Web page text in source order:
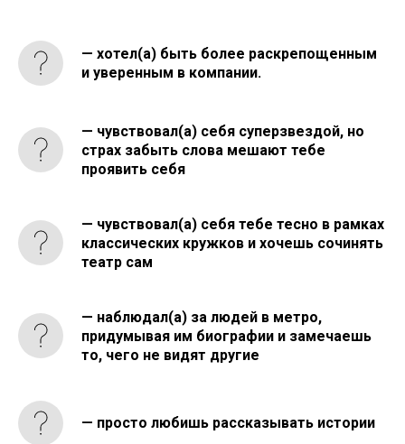
— хотел(а) быть более раскрепощенным
и уверенным в компании.
— чувствовал(а) себя суперзвездой, но
страх забыть слова мешают тебе
проявить себя
— чувствовал(а) себя тебе тесно в рамках
классических кружков и хочешь сочинять
театр сам
— наблюдал(а) за людей в метро,
придумывая им биографии и замечаешь
то, чего не видят другие
— просто любишь рассказывать истории